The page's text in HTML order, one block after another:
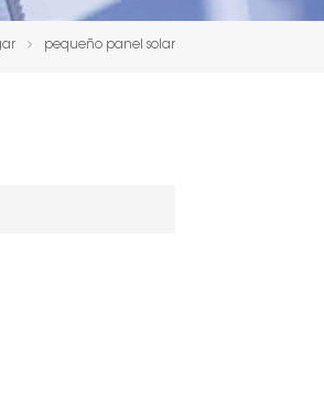
한국인
pequeño panel solar